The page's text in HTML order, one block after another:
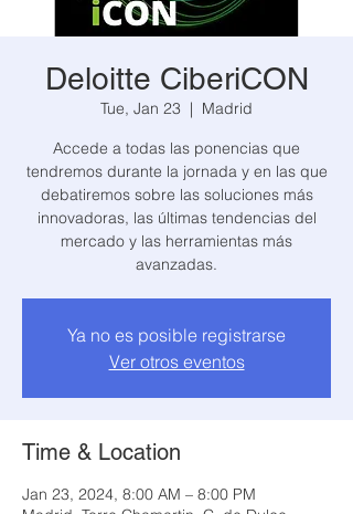
Deloitte CiberiCON
Tue, Jan 23
  |
Madrid
Accede a todas las ponencias que
tendremos durante la jornada y en las que
debatiremos sobre las soluciones más
innovadoras, las últimas tendencias del
mercado y las herramientas más
avanzadas.
Ya no es posible registrarse
Ver otros eventos
Time & Location
Jan 23, 2024, 8:00 AM – 8:00 PM